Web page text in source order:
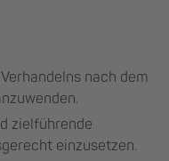
nach dem
zielführende
einzusetzen.